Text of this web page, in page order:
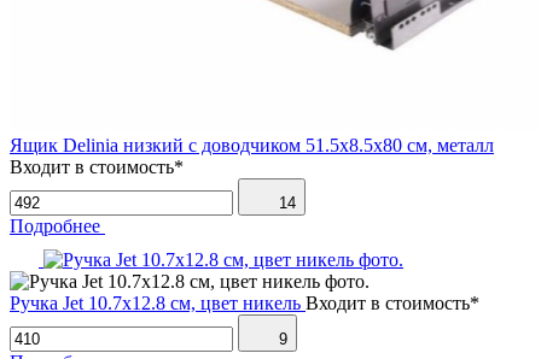
Ящик Delinia низкий с доводчиком 51.5х8.5х80 см, металл
Входит в стоимость*
14
Подробнее
Ручка Jet 10.7х12.8 см, цвет никель Входит в стоимость*
9